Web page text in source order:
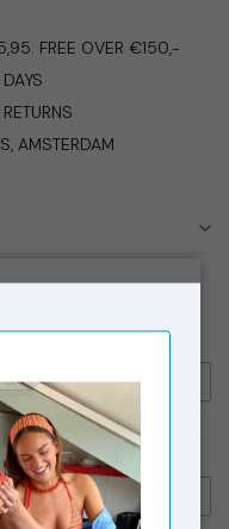
FREE OVER €150,-
AMSTERDAM
Black
€99,95
Black
€54,95